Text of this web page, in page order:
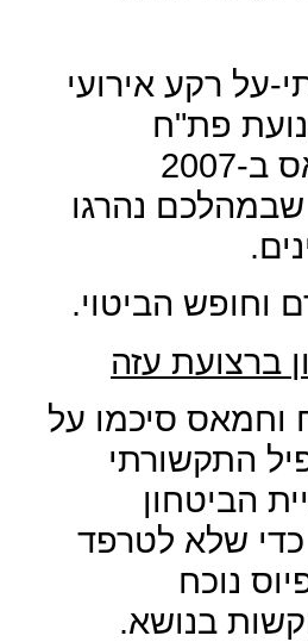
על רקע אירועי
פת"ח
לתנועת חמאס ב-2007
נהרגו
וחופש הביטוי.
ברצועת עזה
וחמאס סיכמו על
התקשורתי
הביטחון
שלא לטרפד
נוכח
בנושא.